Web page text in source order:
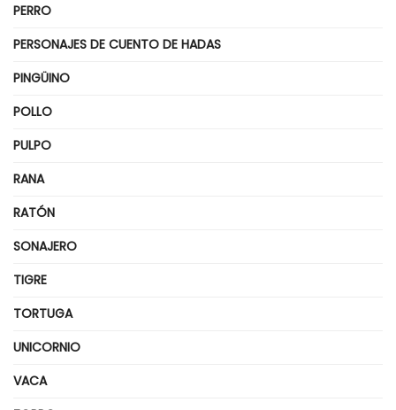
PERRO
PERSONAJES DE CUENTO DE HADAS
PINGÜINO
POLLO
PULPO
RANA
RATÓN
SONAJERO
TIGRE
TORTUGA
UNICORNIO
VACA